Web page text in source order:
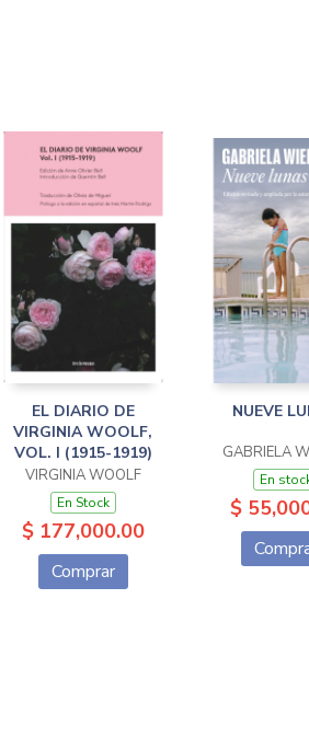
EL DIARIO DE
VIRGINIA WOOLF,
VOL. I (1915-1919)
VIRGINIA WOOLF
En Stock
$ 177,000.00
Comprar
NUEVE
GABRIELA
En
$